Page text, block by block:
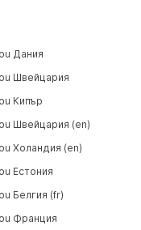
Дания
Швейцария
Кипър
Швейцария (en)
Холандия (en)
Естония
Белгия (fr)
Франция